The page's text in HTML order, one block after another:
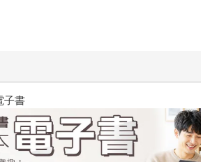
漫畫博覽會